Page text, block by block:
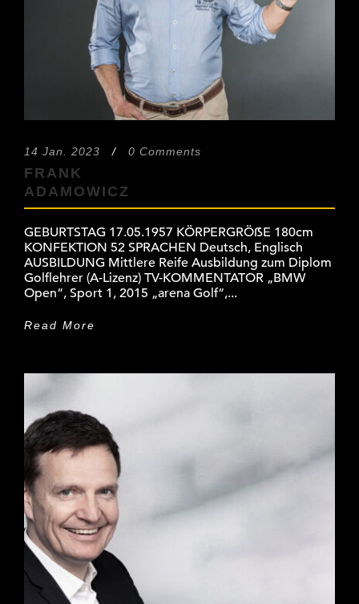
14 Jan. 2023 / 0 Comments
FRANK
ADAMOWICZ
GEBURTSTAG 17.05.1957 KÖRPERGRÖẞE 180cm
KONFEKTION 52 SPRACHEN Deutsch, Englisch
AUSBILDUNG Mittlere Reife Ausbildung zum Diplom
Golflehrer (A-Lizenz) TV-KOMMENTATOR „BMW
Open“, Sport 1, 2015 „arena Golf“,...
Read More